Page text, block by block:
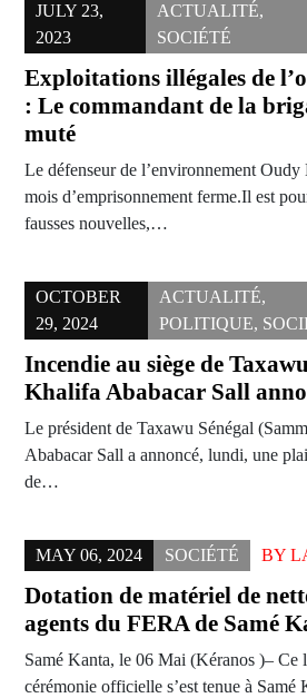
JULY 23,
2023
ACTUALITÉ,
SOCIÉTÉ
Exploitations illégales de
: Le commandant de la
muté
Le défenseur de l’environnement
mois d’emprisonnement ferme.Il est
fausses nouvelles,…
OCTOBER
29, 2024
ACTUALITÉ,
POLITIQUE,
Incendie au siège de
Khalifa Ababacar Sall
Le président de Taxawu Sénégal
Ababacar Sall a annoncé, lundi, une
de…
MAY 06, 2024 SOCIÉTÉ BY
Dotation de matériel de
agents du FERA de Samé
Samé Kanta, le 06 Mai (Kéranos )–
cérémonie officielle s’est tenue à